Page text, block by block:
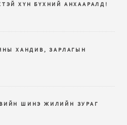
ХҮН БҮХНИЙ АНХААРАЛД!
ХАНДИВ, ЗАРЛАГЫН
ШИНЭ ЖИЛИЙН ЗУРАГ